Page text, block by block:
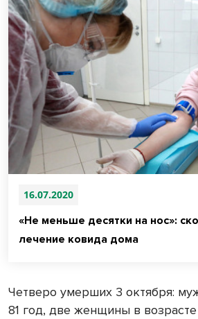
16.07.2020
«Не меньше десятки на нос»:
лечение ковида дома
Четверо умерших 3 октября:
81 год, две женщины в